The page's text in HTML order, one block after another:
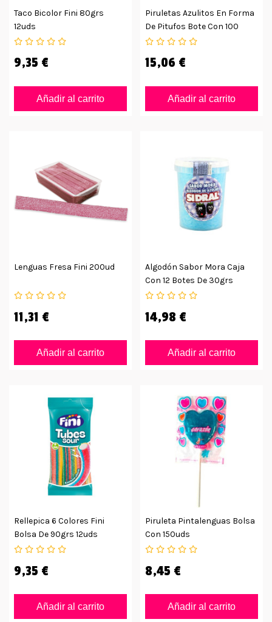
Taco Bicolor Fini 80grs
12uds
9,35 €
Añadir al carrito
Piruletas Azulitos En Forma
De Pitufos Bote Con 100
Unidades
15,06 €
Añadir al carrito
Lenguas Fresa Fini 200ud
11,31 €
Añadir al carrito
Algodón Sabor Mora Caja
Con 12 Botes De 30grs
14,98 €
Añadir al carrito
Rellepica 6 Colores Fini
Bolsa De 90grs 12uds
9,35 €
Añadir al carrito
Piruleta Pintalenguas Bolsa
Con 150uds
8,45 €
Añadir al carrito